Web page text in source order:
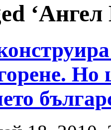
‘Ангел
Но